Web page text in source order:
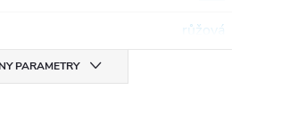
růžová
PARAMETRY